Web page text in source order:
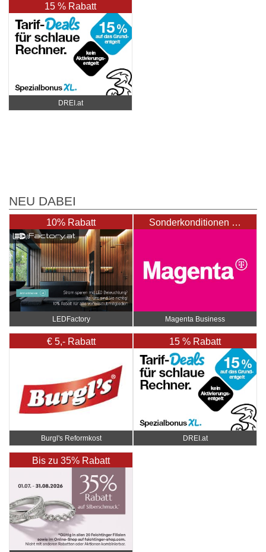
15 % Rabatt
DREI.at
NEU DABEI
10% Rabatt
LEDFactory
Sonderkonditionen …
Magenta Business
€ 5,- Rabatt
Burgl's Reformkost
15 % Rabatt
DREI.at
Bis zu 35% Rabatt